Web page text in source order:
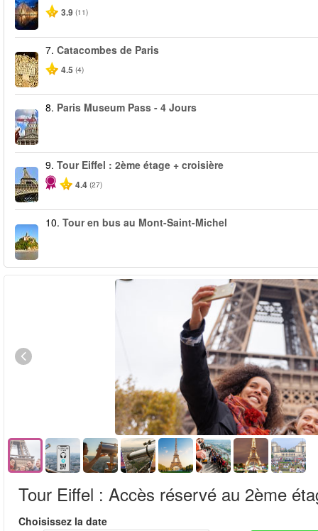
3.9 (11)
7. Catacombes de Paris
4.5 (4)
8. Paris Museum Pass - 4 Jours
9. Tour Eiffel : 2ème étage + croisière
4.4 (27)
10. Tour en bus au Mont-Saint-Michel
Tour Eiffel : Accès réservé au 2ème
Choisissez la date